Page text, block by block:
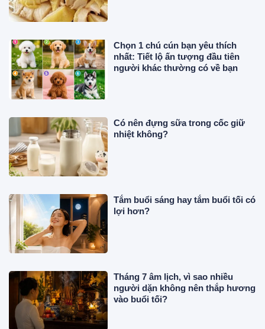
Chọn 1 chú cún bạn yêu thích
nhất: Tiết lộ ấn tượng đầu tiên
người khác thường có về bạn
Có nên đựng sữa trong cốc giữ
nhiệt không?
Tắm buổi sáng hay tắm buổi tối có
lợi hơn?
Tháng 7 âm lịch, vì sao nhiều
người dặn không nên thắp hương
vào buổi tối?